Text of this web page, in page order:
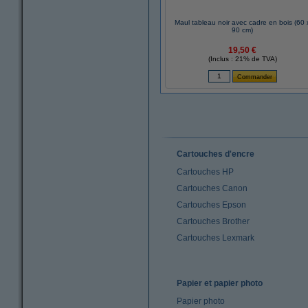
Maul tableau noir avec cadre en bois (60
90 cm)
19,50 €
(Inclus : 21% de TVA)
Cartouches d'encre
Cartouches HP
Cartouches Canon
Cartouches Epson
Cartouches Brother
Cartouches Lexmark
Papier et papier photo
Papier photo